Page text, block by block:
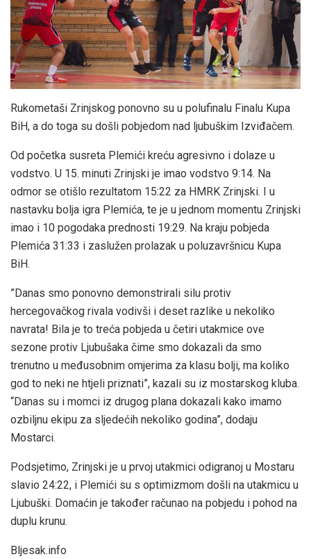
Rukometaši Zrinjskog ponovno su u polufinalu Finalu Kupa
BiH, a do toga su došli pobjedom nad ljubuškim Izviđačem.
Od početka susreta Plemići kreću agresivno i dolaze u
vodstvo. U 15. minuti Zrinjski je imao vodstvo 9:14. Na
odmor se otišlo rezultatom 15:22 za HMRK Zrinjski. I u
nastavku bolja igra Plemića, te je u jednom momentu Zrinjski
imao i 10 pogodaka prednosti 19:29. Na kraju pobjeda
Plemića 31:33 i zaslužen prolazak u poluzavršnicu Kupa
BiH.
”Danas smo ponovno demonstrirali silu protiv
hercegovačkog rivala vodivši i deset razlike u nekoliko
navrata! Bila je to treća pobjeda u četiri utakmice ove
sezone protiv Ljubušaka čime smo dokazali da smo
trenutno u međusobnim omjerima za klasu bolji, ma koliko
god to neki ne htjeli priznati”, kazali su iz mostarskog kluba.
“Danas su i momci iz drugog plana dokazali kako imamo
ozbiljnu ekipu za sljedećih nekoliko godina”, dodaju
Mostarci.
Podsjetimo, Zrinjski je u prvoj utakmici odigranoj u Mostaru
slavio 24:22, i Plemići su s optimizmom došli na utakmicu u
Ljubuški. Domaćin je također računao na pobjedu i pohod na
duplu krunu.
Bljesak.info